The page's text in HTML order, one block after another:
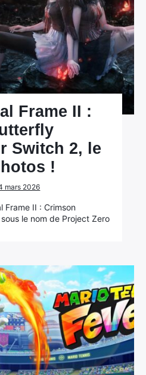
Frame II :
Switch 2, le
!
mars 2026
Frame II : Crimson
le nom de Project Zero